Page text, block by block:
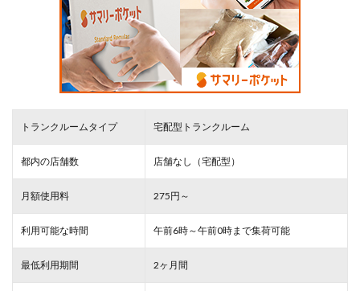
トランクルームタイプ 宅配型トランクルーム
都内の店舗数 店舗なし（宅配型）
月額使用料 275円～
利用可能な時間 午前6時～午前0時まで集荷可能
最低利用期間 2ヶ月間